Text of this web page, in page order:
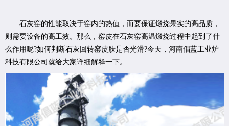
石灰窑的性能取决于窑内的热值，而要保证煅烧果实的高品质，
则需要设备的高工效。那么，窑皮在石灰窑高温煅烧过程中起到了什
么作用呢?如何判断石灰回转窑皮肤是否光滑?今天，河南倡蓝工业炉
科技有限公司就给大家详细解释一下。